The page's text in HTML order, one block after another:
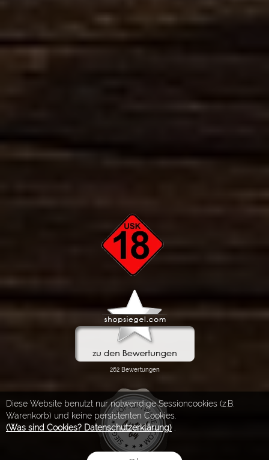
Diese Website benutzt nur notwendige Sessioncookies (z.B.
Warenkorb) und keine persistenten Cookies.
(Was sind Cookies? Datenschutzerklärung)